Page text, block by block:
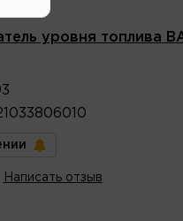
уровня топлива
Написать отзыв